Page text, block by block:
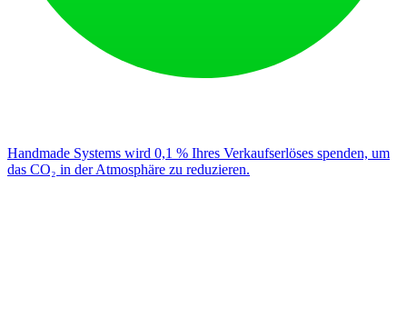
Handmade Systems wird 0,1 % Ihres Verkaufserlöses spenden, um
das CO₂ in der Atmosphäre zu reduzieren.